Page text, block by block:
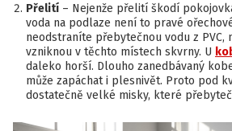
Přelití – Nejenže přelití škodí
voda na podlaze není to pravé
neodstraníte přebytečnou vodu z PVC,
vzniknou v těchto místech skvrny. U
daleko horší. Dlouho zanedbávaný
může zapáchat i plesnivět. Proto pod
dostatečně velké misky, které